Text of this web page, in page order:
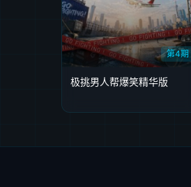
第4期
极挑男人帮爆笑精华版